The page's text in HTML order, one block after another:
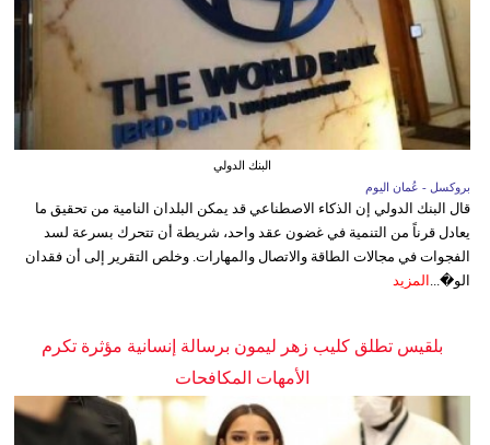
البنك الدولي
بروكسل - عُمان اليوم
قال البنك الدولي إن الذكاء الاصطناعي قد يمكن البلدان النامية من تحقيق ما
يعادل قرناً من التنمية في غضون عقد واحد، شريطة أن تتحرك بسرعة لسد
الفجوات في مجالات الطاقة والاتصال والمهارات. وخلص التقرير إلى أن فقدان
الو�... المزيد
بلقيس تطلق كليب زهر ليمون برسالة إنسانية مؤثرة تكرم
الأمهات المكافحات